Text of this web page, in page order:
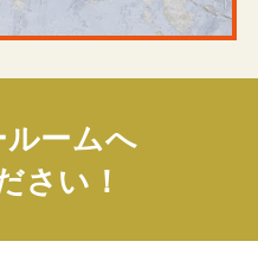
ルームへ
さい！